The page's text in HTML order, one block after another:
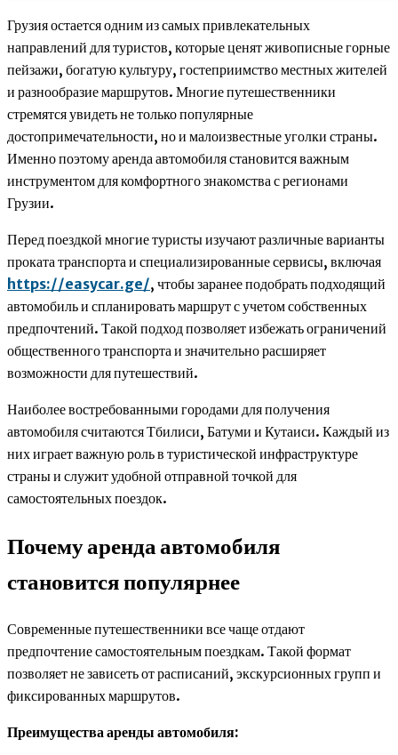
Грузия остается одним из самых привлекательных
направлений для туристов, которые ценят живописные горные
пейзажи, богатую культуру, гостеприимство местных жителей
и разнообразие маршрутов. Многие путешественники
стремятся увидеть не только популярные
достопримечательности, но и малоизвестные уголки страны.
Именно поэтому аренда автомобиля становится важным
инструментом для комфортного знакомства с регионами
Грузии.
Перед поездкой многие туристы изучают различные варианты
проката транспорта и специализированные сервисы, включая
https://easycar.ge/, чтобы заранее подобрать подходящий
автомобиль и спланировать маршрут с учетом собственных
предпочтений. Такой подход позволяет избежать ограничений
общественного транспорта и значительно расширяет
возможности для путешествий.
Наиболее востребованными городами для получения
автомобиля считаются Тбилиси, Батуми и Кутаиси. Каждый из
них играет важную роль в туристической инфраструктуре
страны и служит удобной отправной точкой для
самостоятельных поездок.
Почему аренда автомобиля
становится популярнее
Современные путешественники все чаще отдают
предпочтение самостоятельным поездкам. Такой формат
позволяет не зависеть от расписаний, экскурсионных групп и
фиксированных маршрутов.
Преимущества аренды автомобиля: